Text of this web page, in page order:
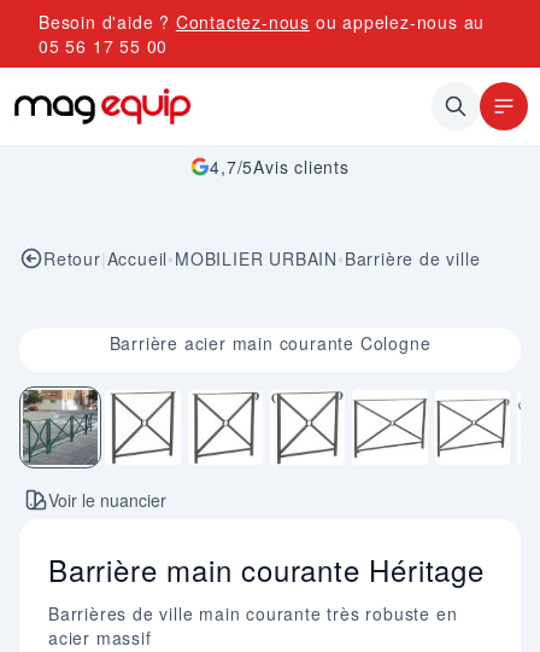
Allez au contenu
Besoin d'aide ? Contactez-nous ou appelez-nous au
05 56 17 55 00
4,7/5Avis clients
Retour|Accueil•MOBILIER URBAIN•Barrière de ville
Image 1 sur 7Barrière acier main courante Cologne
Voir le nuancier
Barrière main courante Héritage
Barrières de ville main courante très robuste en
acier massif